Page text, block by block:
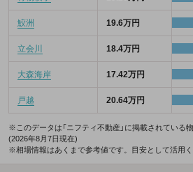
鮫洲 19.6万円
立会川 18.4万円
大森海岸 17.42万円
戸越 20.64万円
※このデータは「ニフティ不動産」に掲載されている
(2026年8月7日現在)
※相場情報はあくまで参考値です。目安として活用く